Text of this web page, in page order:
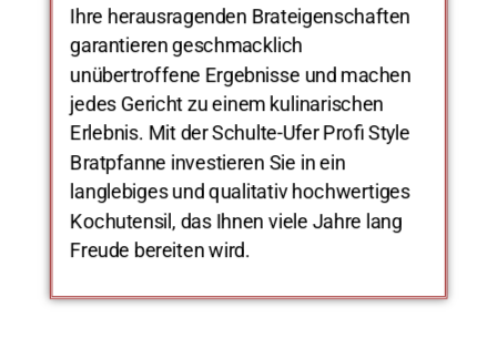
Ihre herausragenden Brateigenschaften
garantieren geschmacklich
unübertroffene Ergebnisse und machen
jedes Gericht zu einem kulinarischen
Erlebnis. Mit der Schulte-Ufer Profi Style
Bratpfanne investieren Sie in ein
langlebiges und qualitativ hochwertiges
Kochutensil, das Ihnen viele Jahre lang
Freude bereiten wird.